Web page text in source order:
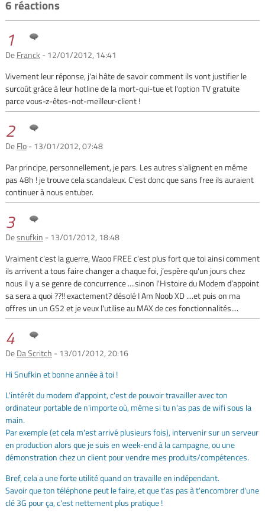
6 réactions
1
DeFranck - 12/01/2012, 14:41
Vivement leur réponse, j'ai hâte de savoir comment ils vont justifier le
surcoût grâce à leur hotline de la mort-qui-tue et l'option TV gratuite
parce vous-z-êtes-not-meilleur-client !
2
DeFlo- 13/01/2012, 07:48
Par principe, personnellement, je pars. Les autres s'alignent en même
pas 48h ! je trouve cela scandaleux. C'est donc que sans free ils auraient
continuer à nous entuber.
3
Desnufkin - 13/01/2012, 18:48
Vraiment c'est la guerre, Waoo FREE c'est plus fort que toi ainsi comment
ils arrivent a tous faire changer a chaque foi, j’espère qu'un jours chez
nous il y a se genre de concurrence ....sinon l'Histoire du Modem d’appoint
sa sera a quoi ??!! exactement? désolé I Am Noob XD ....et puis on ma
offres un un GS2 et je veux l'utilise au MAX de ces fonctionnalités....
4
DeDa Scritch - 13/01/2012, 20:16
Hi Snufkin et bonne année à toi !
L'intérêt du modem d'appoint, c'est de pouvoir travailler avec ton
ordinateur portable de n'importe où, même si tu n'as pas de wifi sous la
main.
Par exemple (et cela m'est arrivé plusieurs fois), intervenir sur un serveur
en production alors que je suis en week-end à la campagne, ou une
démonstration chez un client pour vendre mes produits/compétences.
Bref, cela a une forte utilité quand on travaille en indépendant.
Savoir que ton téléphone peut le faire, et que t'as pas à t'encombrer d'une
clé 3G pour ça, c'est nettement plus pratique !